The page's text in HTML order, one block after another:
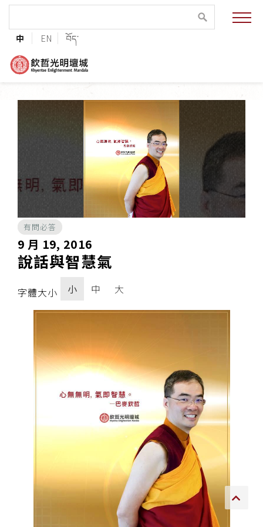
中 EN བོད་
緣起與願景
法王與上師的祝福
巴麥欽哲傳承
第三世巴麥欽哲仁波切
傳承上師授證
專書與譯著
*巴麥寺與麥青寺的聯合聲明
巴麥欽哲珍寶開示
媒體影音集
有問必答
9 月 19, 2016
說話與智慧氣
字體大小 小 中 大